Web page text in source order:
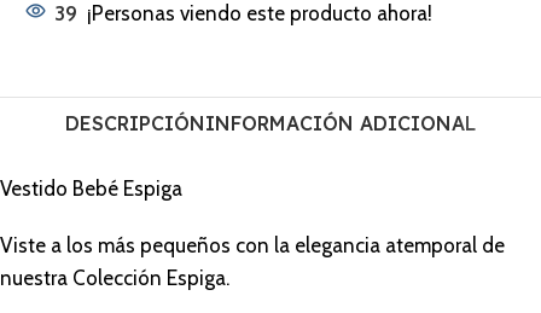
39 ¡Personas viendo este producto ahora!
DESCRIPCIÓNINFORMACIÓN ADICIONAL
Vestido Bebé Espiga
Viste a los más pequeños con la elegancia atemporal de
nuestra Colección Espiga.